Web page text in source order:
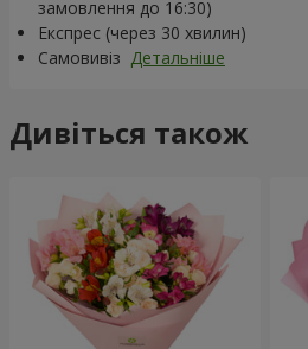
замовлення до 16:30)
Експрес (через 30 хвилин)
Самовивіз Детальніше
Дивіться також